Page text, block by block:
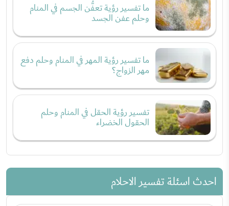
ما تفسير رؤية تعفُّن الجسم في المنام
وحلم عفن الجسد
ما تفسير رؤية المهر في المنام وحلم دفع
مهر الزواج؟
تفسير رؤية الحقل في المنام وحلم
الحقول الخضراء
احدث اسئلة تفسير الاحلام